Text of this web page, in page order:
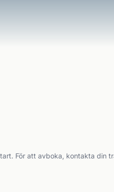
För att avboka, kontakta din